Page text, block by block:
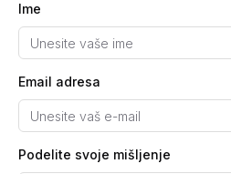
Ime
Email adresa
Podelite svoje mišljenje